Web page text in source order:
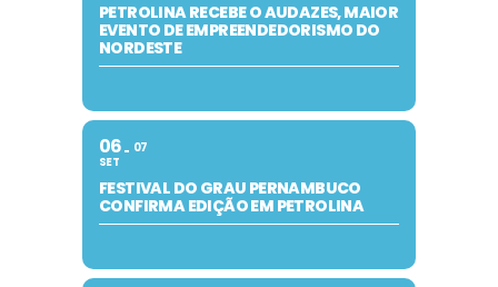
PETROLINA RECEBE O AUDAZES, MAIOR
EVENTO DE EMPREENDEDORISMO DO
NORDESTE
06
SET
07
FESTIVAL DO GRAU PERNAMBUCO
CONFIRMA EDIÇÃO EM PETROLINA